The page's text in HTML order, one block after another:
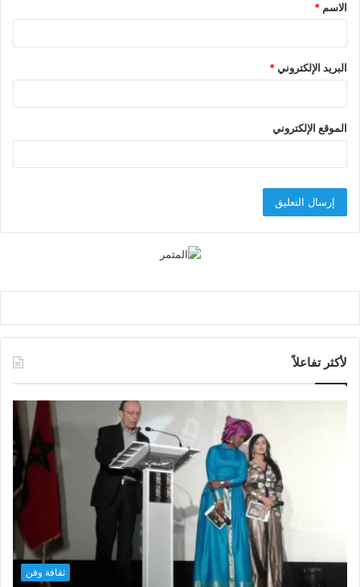
*
الاسم *
البريد الإلكتروني*
الموقع الإلكتروني
لأكثر تفاعلاً
ثقافة وفن